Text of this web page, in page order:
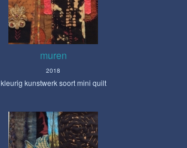
muren
2018
kleurig kunstwerk soort mini quilt